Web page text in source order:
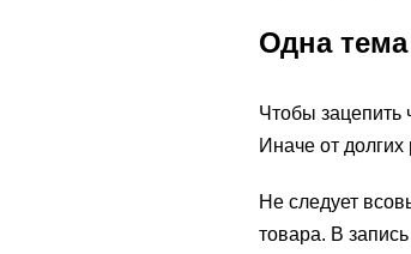
Одна
Чтобы зацепить
Иначе от долгих
Не следует
товара. В